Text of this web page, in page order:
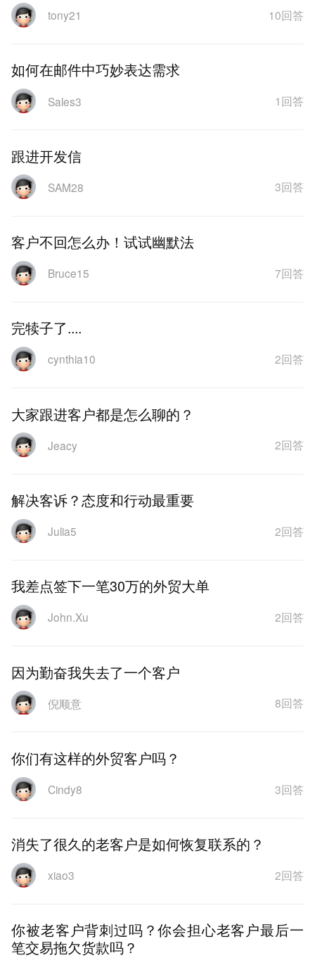
tony21 10回答
如何在邮件中巧妙表达需求
Sales3 1回答
跟进开发信
SAM28 3回答
客户不回怎么办！试试幽默法
Bruce15 7回答
完犊子了....
cynthia10 2回答
大家跟进客户都是怎么聊的？
Jeacy 2回答
解决客诉？态度和行动最重要
Julia5 2回答
我差点签下一笔30万的外贸大单
John.Xu 2回答
因为勤奋我失去了一个客户
倪顺意 8回答
你们有这样的外贸客户吗？
Cindy8 3回答
消失了很久的老客户是如何恢复联系的？
xiao3 2回答
你被老客户背刺过吗？你会担心老客户最后一
笔交易拖欠货款吗？